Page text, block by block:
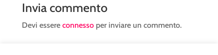
Invia commento
Devi essere connessoper inviare un commento.